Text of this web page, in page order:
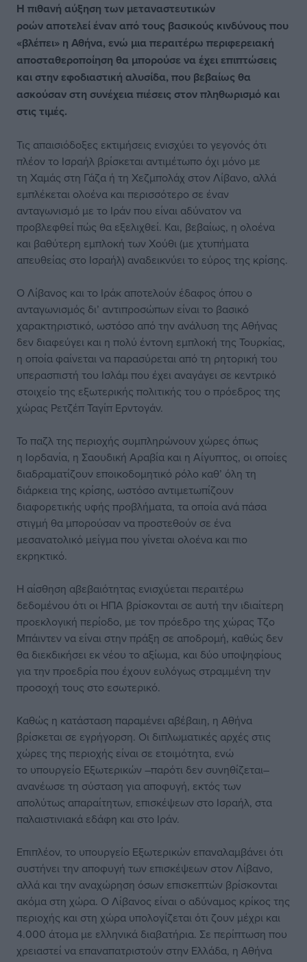
Η πιθανή αύξηση των μεταναστευτικών
ροών αποτελεί έναν από τους βασικούς κινδύνους που
«βλέπει» η Αθήνα, ενώ μια περαιτέρω περιφερειακή
αποσταθεροποίηση θα μπορούσε να έχει επιπτώσεις
και στην εφοδιαστική αλυσίδα, που βεβαίως θα
ασκούσαν στη συνέχεια πιέσεις στον πληθωρισμό και
στις τιμές.
Τις απαισιόδοξες εκτιμήσεις ενισχύει το γεγονός ότι
πλέον το Ισραήλ βρίσκεται αντιμέτωπο όχι μόνο με
τη Χαμάς στη Γάζα ή τη Χεζμπολάχ στον Λίβανο, αλλά
εμπλέκεται ολοένα και περισσότερο σε έναν
ανταγωνισμό με το Ιράν που είναι αδύνατον να
προβλεφθεί πώς θα εξελιχθεί. Και, βεβαίως, η ολοένα
και βαθύτερη εμπλοκή των Χούθι (με χτυπήματα
απευθείας στο Ισραήλ) αναδεικνύει το εύρος της κρίσης.
Ο Λίβανος και το Ιράκ αποτελούν έδαφος όπου ο
ανταγωνισμός δι’ αντιπροσώπων είναι το βασικό
χαρακτηριστικό, ωστόσο από την ανάλυση της Αθήνας
δεν διαφεύγει και η πολύ έντονη εμπλοκή της Τουρκίας,
η οποία φαίνεται να παρασύρεται από τη ρητορική του
υπερασπιστή του Ισλάμ που έχει αναγάγει σε κεντρικό
στοιχείο της εξωτερικής πολιτικής του ο πρόεδρος της
χώρας Ρετζέπ Ταγίπ Ερντογάν.
Το παζλ της περιοχής συμπληρώνουν χώρες όπως
η Ιορδανία, η Σαουδική Αραβία και η Αίγυπτος, οι οποίες
διαδραματίζουν εποικοδομητικό ρόλο καθ’ όλη τη
διάρκεια της κρίσης, ωστόσο αντιμετωπίζουν
διαφορετικής υφής προβλήματα, τα οποία ανά πάσα
στιγμή θα μπορούσαν να προστεθούν σε ένα
μεσανατολικό μείγμα που γίνεται ολοένα και πιο
εκρηκτικό.
Η αίσθηση αβεβαιότητας ενισχύεται περαιτέρω
δεδομένου ότι οι ΗΠΑ βρίσκονται σε αυτή την ιδιαίτερη
προεκλογική περίοδο, με τον πρόεδρο της χώρας Τζο
Μπάιντεν να είναι στην πράξη σε αποδρομή, καθώς δεν
θα διεκδικήσει εκ νέου το αξίωμα, και δύο υποψηφίους
για την προεδρία που έχουν ευλόγως στραμμένη την
προσοχή τους στο εσωτερικό.
Καθώς η κατάσταση παραμένει αβέβαιη, η Αθήνα
βρίσκεται σε εγρήγορση. Οι διπλωματικές αρχές στις
χώρες της περιοχής είναι σε ετοιμότητα, ενώ
το υπουργείο Εξωτερικών –παρότι δεν συνηθίζεται–
ανανέωσε τη σύσταση για αποφυγή, εκτός των
απολύτως απαραίτητων, επισκέψεων στο Ισραήλ, στα
παλαιστινιακά εδάφη και στο Ιράν.
Επιπλέον, το υπουργείο Εξωτερικών επαναλαμβάνει ότι
συστήνει την αποφυγή των επισκέψεων στον Λίβανο,
αλλά και την αναχώρηση όσων επισκεπτών βρίσκονται
ακόμα στη χώρα. Ο Λίβανος είναι ο αδύναμος κρίκος της
περιοχής και στη χώρα υπολογίζεται ότι ζουν μέχρι και
4.000 άτομα με ελληνικά διαβατήρια. Σε περίπτωση που
χρειαστεί να επαναπατριστούν στην Ελλάδα, η Αθήνα